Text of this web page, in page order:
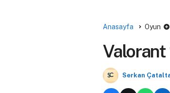
Anasayfa Oyun
Valorant
Serkan